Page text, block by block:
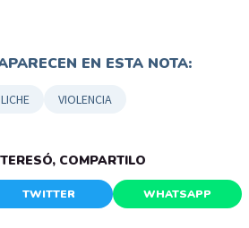
EN ESTA NOTA:
VIOLENCIA
COMPARTILO
TWITTER WHATSAPP